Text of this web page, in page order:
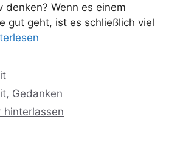
denken? Wenn es einem
gut geht, ist es schließlich viel
, Gedanken
hinterlassen